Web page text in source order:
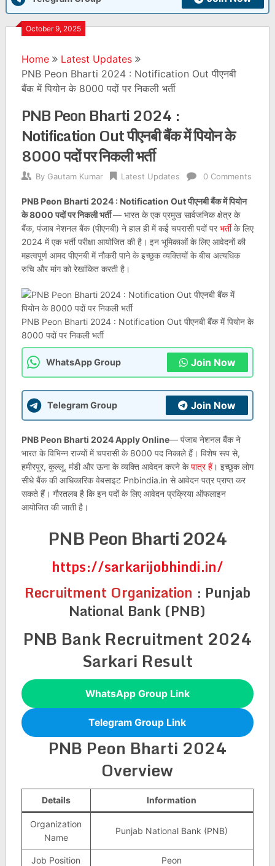
October 9, 2025
Home
Latest Updates
PNB Peon Bharti 2024 : Notification Out पीएनबी
बैंक में पियोन के 8000 पदों पर निकली भर्ती
PNB Peon Bharti 2024 :
Notification Out पीएनबी बैंक में पियोन के
8000 पदों पर निकली भर्ती
By Gautam Kumar Latest Updates 0 Comments
PNB Peon Bharti 2024 : Notification Out पीएनबी बैंक में पियोन
के 8000 पदों पर निकली भर्ती— भारत के एक प्रमुख सार्वजनिक क्षेत्र के
बैंक, पंजाब नेशनल बैंक (पीएनबी) ने हाल ही में कई चपरासी पदों पर भर्तीके लिए
2024 में एक भर्ती परीक्षा आयोजित की है। इन भूमिकाओं के लिए आवेदनों की
महत्वपूर्ण आमद पीएनबी में नौकरी पाने के इच्छुक व्यक्तियों के बीच अत्यधिक
रुचि और मांग को रेखांकित करती है।
PNB Peon Bharti 2024 : Notification Out पीएनबी बैंक में पियोन के
8000 पदों पर निकली भर्ती
WhatsApp Group Join Now
Telegram Group Join Now
PNB Peon Bharti 2024 Apply Online— पंजाब नेशनल बैंक ने
भारत के विभिन्न राज्यों में चपरासी के 8000 पद निकाले हैं। विशेष रूप से,
हमीरपुर, कुल्लू, मंडी और ऊना के व्यक्ति आवेदन करने केपात्र हैं। इच्छुक लोग
सीधे बैंक की आधिकारिक वेबसाइट Pnbindia.in से आवेदन पत्र प्राप्त कर
सकते हैं। गौरतलब है कि इन पदों के लिए आवेदन प्रक्रिया ऑफलाइन
आयोजित की जाती है।
PNB Peon Bharti 2024
https://sarkarijobhindi.in/
Recruitment Organization : Punjab
National Bank (PNB)
PNB Bank Recruitment 2024
Sarkari Result
WhatsApp Group Link
Telegram Group Link
PNB Peon Bharti 2024
Overview
Details Information
Organization
Name
Punjab National Bank (PNB)
Job Position Peon